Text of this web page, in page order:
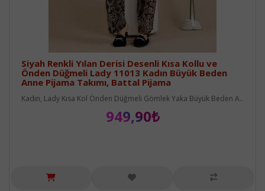
Siyah Renkli Yılan Derisi Desenli Kısa Kollu ve
Önden Düğmeli Lady 11013 Kadın Büyük Beden
Anne Pijama Takımı, Battal Pijama
Kadın, Lady Kısa Kol Önden Düğmeli Gömlek Yaka Büyük Beden A..
949,90₺